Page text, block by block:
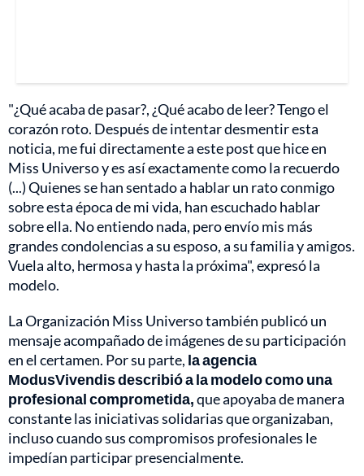
"¿Qué acaba de pasar?, ¿Qué acabo de leer? Tengo el
corazón roto. Después de intentar desmentir esta
noticia, me fui directamente a este post que hice en
Miss Universo y es así exactamente como la recuerdo
(...) Quienes se han sentado a hablar un rato conmigo
sobre esta época de mi vida, han escuchado hablar
sobre ella. No entiendo nada, pero envío mis más
grandes condolencias a su esposo, a su familia y amigos.
Vuela alto, hermosa y hasta la próxima", expresó la
modelo.
La Organización Miss Universo también publicó un
mensaje acompañado de imágenes de su participación
en el certamen. Por su parte, la agencia
ModusVivendis describió a la modelo como una
profesional comprometida,que apoyaba de manera
constante las iniciativas solidarias que organizaban,
incluso cuando sus compromisos profesionales le
impedían participar presencialmente.